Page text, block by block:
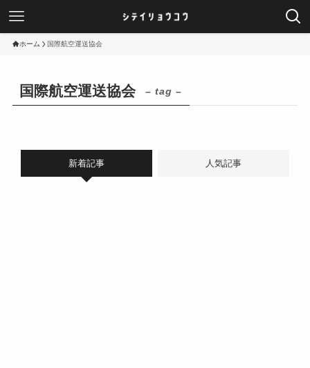
ホーム 国際航空運送協会
国際航空運送協会 – tag –
新着記事 人気記事